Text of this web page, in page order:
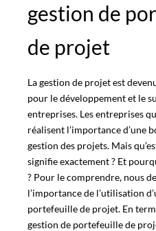
gestion de
de projet
Lagestion de projetest
pour le développement et le
entreprises. Les entreprises
réalisent l’importance d’une
gestion des projets. Mais
signifie exactement ? Et
? Pour le comprendre, nous
l’importance de l’utilisation
portefeuille de projet. En
gestion de portefeuille de